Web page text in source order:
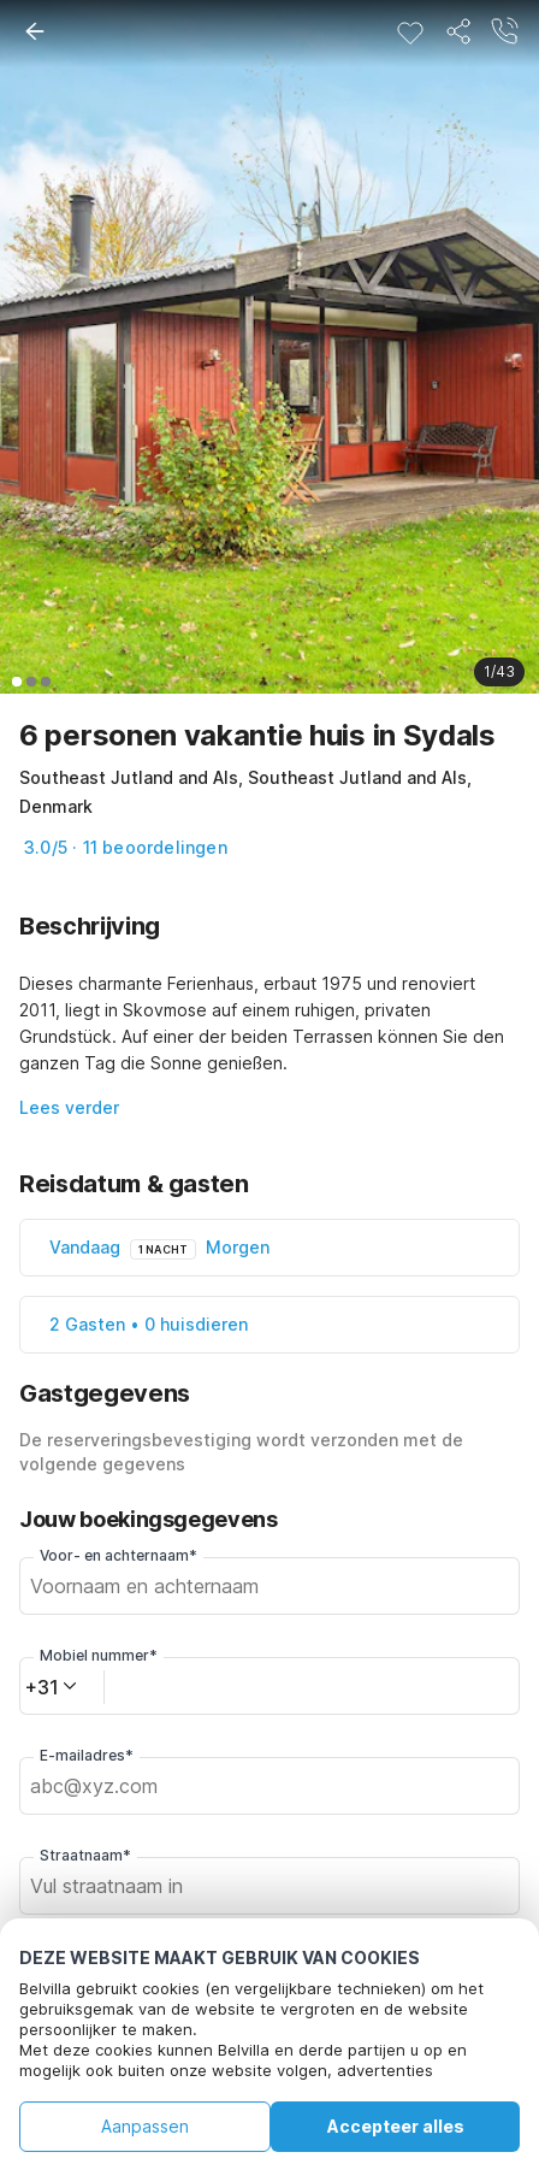
DEZE WEBSITE MAAKT GEBRUIK VAN COOKIES
Belvilla gebruikt cookies (en vergelijkbare technieken) om het
gebruiksgemak van de website te vergroten en de website
persoonlijker te maken.
Met deze cookies kunnen Belvilla en derde partijen u op en
mogelijk ook buiten onze website volgen, advertenties
social media.
Door op "accepteren" te klikken gaat u hiermee akkoord. Meer
informatie vind je in onscookiebeleid.
Accepteer alles
Aanpassen
1/43
6 personen vakantie huis in Sydals
Southeast Jutland and Als, Southeast Jutland and Als,
Denmark
3.0/5 · 11 beoordelingen
Beschrijving
Dieses charmante Ferienhaus, erbaut 1975 und renoviert
2011, liegt in Skovmose auf einem ruhigen, privaten
Grundstück. Auf einer der beiden Terrassen können Sie den
ganzen Tag die Sonne genießen.
Lees verder
Reisdatum & gasten
Vandaag 1 NACHT Morgen
2 Gasten • 0 huisdieren
Gastgegevens
De reserveringsbevestiging wordt verzonden met de
volgende gegevens
Jouw boekingsgegevens
Voor- en achternaam*
Mobiel nummer*
+31
E-mailadres*
Straatnaam*
Postcode*
Plaats*
Klik hier om je af te melden voor aanbiedingsmails van Belvilla. Je
Deze accommodatie is niet beschikbaar op
de geselecteerde data. Probeer andere
datums.